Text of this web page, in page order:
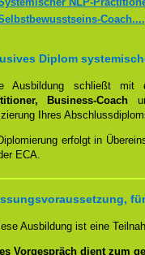
Coach....
Diplom
Ausbildung schließt mit
Business-Coach
Ihres
erfolgt in
ECA.
Ausbildung ist eine
Vorgespräch dient zum